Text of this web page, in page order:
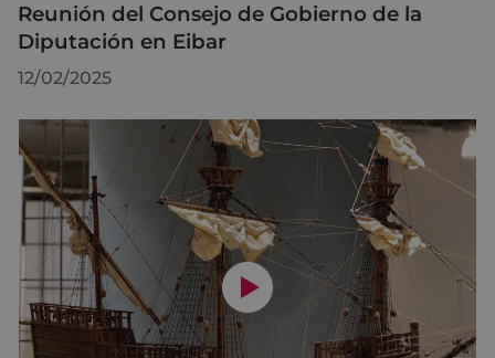
Reunión del Consejo de Gobierno de la
Diputación en Eibar
12/02/2025